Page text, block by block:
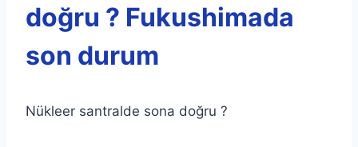
doğru ? Fukushimada
son durum
Nükleer santralde sona doğru ?